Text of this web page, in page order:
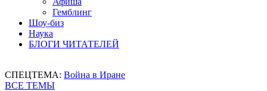
Гемблинг
Шоу-биз
Наука
БЛОГИ ЧИТАТЕЛЕЙ
СПЕЦТЕМА: Война в Иране
ВСЕ ТЕМЫ